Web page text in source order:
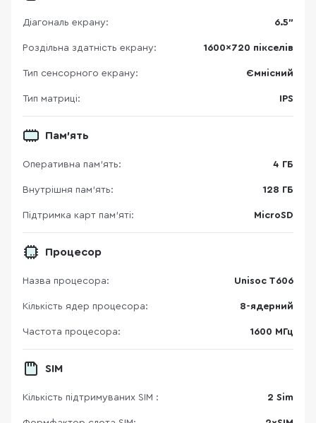
Діагональ екрану: 6.5"
Роздільна здатність екрану: 1600x720 пікселів
Тип сенсорного екрану: Ємнісний
Тип матриці: IPS
Пам'ять
Оперативна пам'ять: 4 ГБ
Внутрішня пам'ять: 128 ГБ
Підтримка карт пам’яті: MicroSD
Процесор
Назва процесора: Unisoc T606
Кількість ядер процесора: 8-ядерний
Частота процесора: 1600 МГц
SIM
Кількість підтримуваних SIM : 2 Sim